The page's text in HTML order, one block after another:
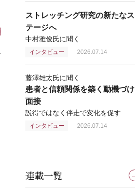
ストレッチング研究の新たなス
テージへ
中村雅俊氏に聞く
インタビュー 2026.07.14
藤澤雄太氏に聞く
患者と信頼関係を築く動機づけ
面接
説得ではなく伴走で変化を促す
インタビュー 2026.07.14
連載一覧